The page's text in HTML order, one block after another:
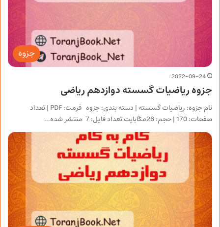
جزوه
2022-09-24
جزوه ریاضیات گسسته دوازدهم ریاضی
نام جزوه: ریاضیات گسسته | دسته بندی: جزوه فرمت: PDF | تعداد
صفحات: 170 | حجم: 26مگابایت تعداد فایل: 7 منتشر شده…